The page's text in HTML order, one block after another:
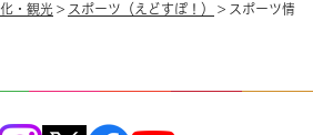
・観光 > スポーツ（えどすぽ！） > スポーツ情